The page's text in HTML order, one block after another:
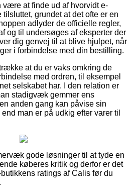
være at finde ud af hvorvidt e-
grundet at det ofte er en
adlyder de officielle regler,
og til undersøges af eksperter der
dig genvej til at blive hjulpet, når
i forbindelse med din bestilling.
at du er vaks omkring de
med ordren, til eksempel
selskabet har. I den relation er
stadigvæk gemmer ens
anden gang kan påvise sin
man er på udkig efter varer til
gode løsninger til at tyde en
køberes kritik og derfor er det
ratings af Calis før du